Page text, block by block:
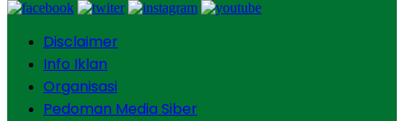
Disclaimer
Info Iklan
Organisasi
Pedoman Media Siber